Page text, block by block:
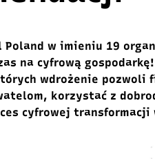
w imieniu 19
na cyfrową
wdrożenie pozwoli
korzystać z
cyfrowej transformacji